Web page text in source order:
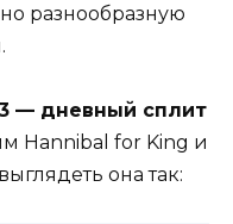
разнообразную
— дневный сплит
Hannibal for King и
она так: